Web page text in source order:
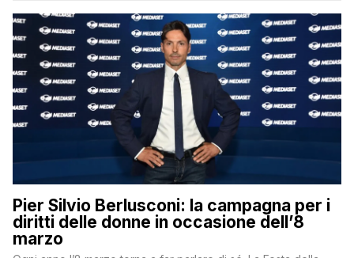
Pier Silvio Berlusconi: la campagna per i
diritti delle donne in occasione dell’8
marzo